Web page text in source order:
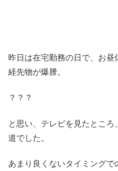
昨日は在宅勤務の日で、お
経先物が爆謄。
？？？
と思い、テレビを見たとこ
道でした。
あまり良くないタイミング